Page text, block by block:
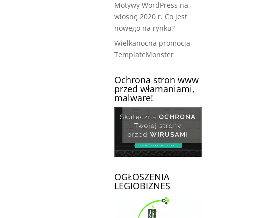
Motywy WordPress na
wiosnę 2020 r. Co jest
nowego na rynku?
Wielkanocna promocja
TemplateMonster
Ochrona stron www
przed włamaniami,
malware!
OGŁOSZENIA
LEGIOBIZNES